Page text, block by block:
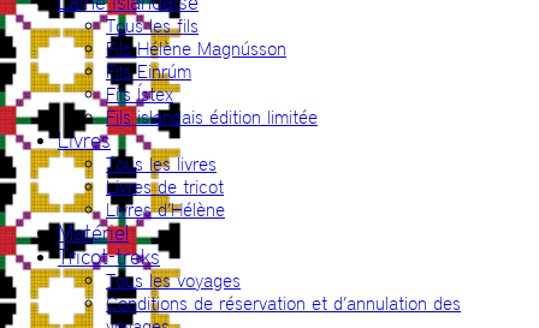
Tous les fils
Fils Hélène Magnússon
Fils Einrúm
Fils Ístex
Fils islandais édition limitée
Livres
Tous les livres
Livres de tricot
Livres d’Hélène
Matériel
Tricot-treks
Tous les voyages
Conditions de réservation et d’annulation des